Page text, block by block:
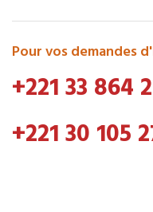
Pour vos demandes
+221 33 864
+221 30 105